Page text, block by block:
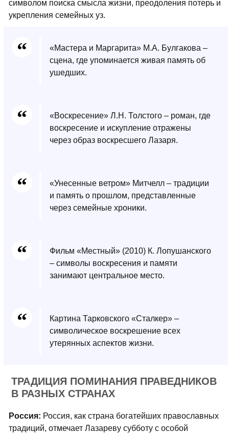
символом поиска смысла жизни, преодоления потерь и
укрепления семейных уз.
«Мастера и Маргарита» М.А. Булгакова –
сцена, где упоминается живая память об
ушедших.
«Воскресение» Л.Н. Толстого – роман, где
воскресение и искупление отражены
через образ воскресшего Лазаря.
«Унесенные ветром» Митчелл – традиции
и память о прошлом, представленные
через семейные хроники.
Фильм «Местный» (2010) К. Лопушанского
– символы воскресения и памяти
занимают центральное место.
Картина Тарковского «Сталкер» –
символическое воскрешение всех
утерянных аспектов жизни.
ТРАДИЦИЯ ПОМИНАНИЯ ПРАВЕДНИКОВ
В РАЗНЫХ СТРАНАХ
Россия: Россия, как страна богатейших православных
традиций, отмечает Лазареву субботу с особой